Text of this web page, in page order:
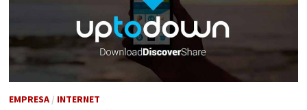
EMPRESA/ INTERNET